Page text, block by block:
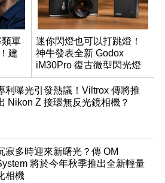
單
建
迷你閃燈也可以打跳燈！
神牛發表全新 Godox
iM30Pro 復古微型閃光燈
利曝光引發熱議！Viltrox 傳將推
Nikon Z 接環無反光鏡相機？
寂多時迎來新曙光？傳 OM
將於今年秋季推出全新輕量
相機